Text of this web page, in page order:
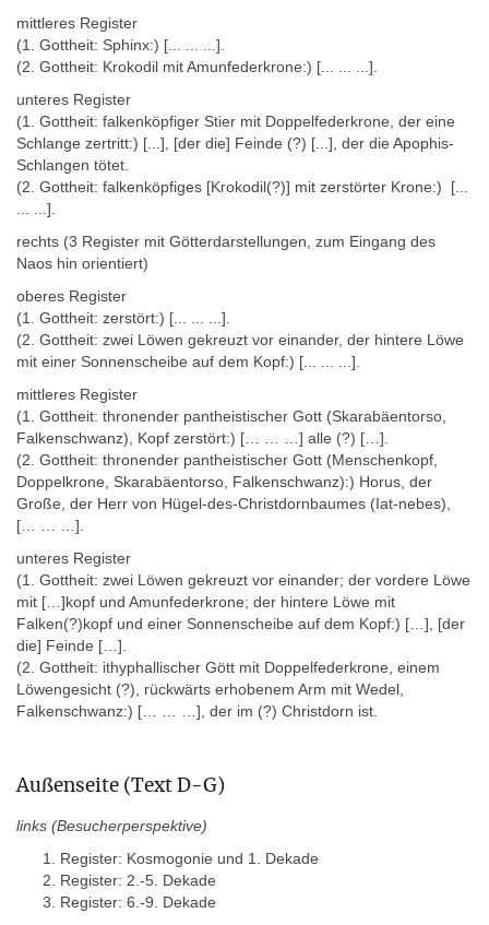
(Epochen und Dynastien) » Pharaonische Zeit » Spätzeit » 30.
Dynastie » Nektanebos I. Cheperkare
Der Naos trägt auf der Vorderseite (unten auf dem Sockel und
oben auf dem Türsturz) die schwer lesbaren Kartuschen von
Nektanebos I. (ca. 379/8–361/0 v. Chr. oder ca. 380 – ca. 362)
(Hornung, 270, 280, 495). Die Titulaturen wurden zwar in der
Antike ausradiert, aber ausreichend Spuren sind erhalten, um den
Thronnamen
I. und Nektanebos I. getragen wurde. Die Naosform sowie der Stil
der Hieroglyhen und der Dekoration passen nur zu der Zeit
253).
Inhalt
Der Naos wird nach der wichtigsten Außenseitendekoration teils
„der Naos mit den Dekanen“ (z.B. Leitz 1995) und „Naos der
Dekaden“ (z.B. von Bomhard 2008) genannt. Der erste Name
thematisiert den Dekanstern oder die Dekankonstellation, der
zweite die Periode von jeweils 10 Tagen, in denen ein(e)
Dekanstern oder -konstellation sichtbar wurde oder seine Wirkung
entfaltete (siehe dazu von Bomhard 2008, 97; Leitz 2010). Weil
36 Dekanen gehören, nennt von Bomhard dies eine
„Dekadenliste“ und nicht eine „Dekanenliste“, zumal die Namen
der einzelnen Dekanen in den Texten nicht eigens genannt
werden und alle die gleiche Ikonographie haben. Die Dekansterne
oder Dekadengötter sind vermutlich als Emanationen des Schu zu
betrachten, die auf den Winden des Luftgottes Schu herbeiwehen
und die kurz vor Sonnenaufgang den Sonnengott gegen die
Kräfte des Chaos schützen, zugleich jedoch auch Unheil in der
- Innenseite: Darstellungen des Gottes Schu mit Beischriften
(Rückwand) und Darstellungen von mindestens 13 weiteren
Göttergestalten mit Beischriften (Seitenwände), deren Verhältnis
zu Schu wegen des Erhaltungszustands meist unklar ist.
mittleres Register
(1. Gottheit: Sphinx:) [... ... ...]
(2. Gottheit: Krokodil mit Amunfederkrone:) [... ... ...]
unteres Register
(1. Gottheit: falkenköpfiger Stier mit Doppelfederkrone, der eine
Schlange zertritt:) [... ], [der die] Feinde (?) [...], der die Apophis-
Schlangen tötet.
(2. Gottheit: falkenköpfiges [Krokodil(?)] mit zerstörter Krone:) [...
... ...].
rechts (3 Register mit Götterdarstellungen, zum Eingang des
Naos hin orientiert)
oberes Register
(1. Gottheit: zerstört:) [... ... ...]
(2. Gottheit: zwei Löwen gekreuzt vor einander, der hintere Löwe
mit einer Sonnenscheibe auf dem Kopf:) [... ... ...]
mittleres Register
(1. Gottheit: thronender pantheistischer Gott (Skarabäentorso,
Falkenschwanz), Kopf zerstört:) [… … …] alle (?) […].
(2. Gottheit: thronender pantheistischer Gott (Menschenkopf,
Doppelkrone, Skarabäentorso, Falkenschwanz):) Horus, der
Große, der Herr von Hügel-des-Christdornbaumes (Iat-nebes),
[… … …].
unteres Register
(1. Gottheit: zwei Löwen gekreuzt vor einander; der vordere Löwe
mit […]kopf und Amunfederkrone; der hintere Löwe mit
Falken(?)kopf und einer Sonnenscheibe auf dem Kopf:) […], [der
die] Feinde […].
(2. Gottheit: ithyphallischer Gött mit Doppelfederkrone, einem
Löwengesicht (?), rückwärts erhobenem Arm mit Wedel,
Falkenschwanz:) [… … …], der im (?) Christdorn ist.
Außenseite (Text D-G)
links (Besucherperspektive)
Register: Kosmogonie und 1. Dekade
Register: 2.-5. Dekade
Register: 6.-9. Dekade